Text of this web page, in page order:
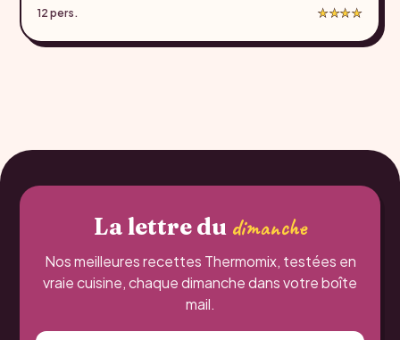
12 pers. ★★★★
La lettre du dimanche
Nos meilleures recettes Thermomix, testées en
vraie cuisine, chaque dimanche dans votre boîte
mail.